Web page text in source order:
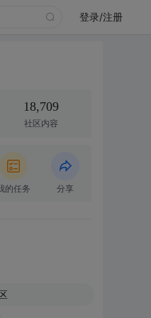
登录/注册
18,709
社区内容
的任务 分享